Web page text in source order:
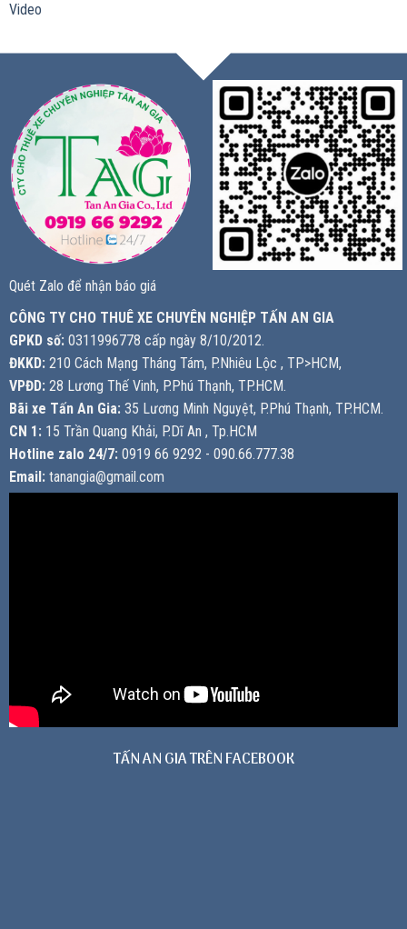
Video
Quét Zalo để nhận báo giá
CÔNG TY CHO THUÊ XE CHUYÊN NGHIỆP TẤN AN GIA
GPKD số: 0311996778 cấp ngày 8/10/2012.
ĐKKD: 210 Cách Mạng Tháng Tám, P.Nhiêu Lộc , TP>HCM,
VPĐD: 28 Lương Thế Vinh, P.Phú Thạnh, TP.HCM.
Bãi xe Tấn An Gia: 35 Lương Minh Nguyệt, P.Phú Thạnh, TP.HCM.
CN 1: 15 Trần Quang Khải, P.Dĩ An , Tp.HCM
Hotline zalo 24/7: 0919 66 9292 - 090.66.777.38
Email: tanangia@gmail.com
TẤN AN GIA TRÊN FACEBOOK